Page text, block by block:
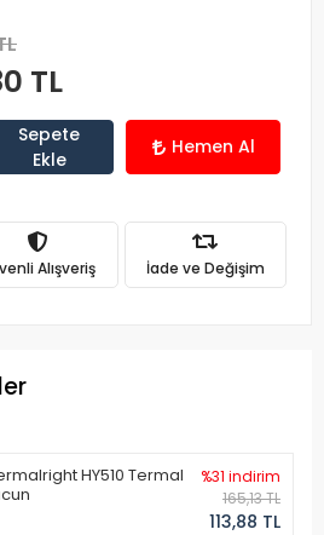
TL
Sepete
Ekle
Hemen Al
Alışveriş İade ve Değişim
HY510 Termal
%31 indirim
165,13 TL
113,88 TL